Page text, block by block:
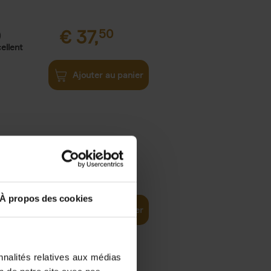
À propos des cookies
relatives aux médias
€ 37,50
Ajouter au panier
world 29,99
Ajouter au panier